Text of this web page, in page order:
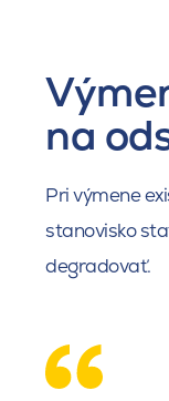
na
Pri výmene
stanovisko
degradovať.